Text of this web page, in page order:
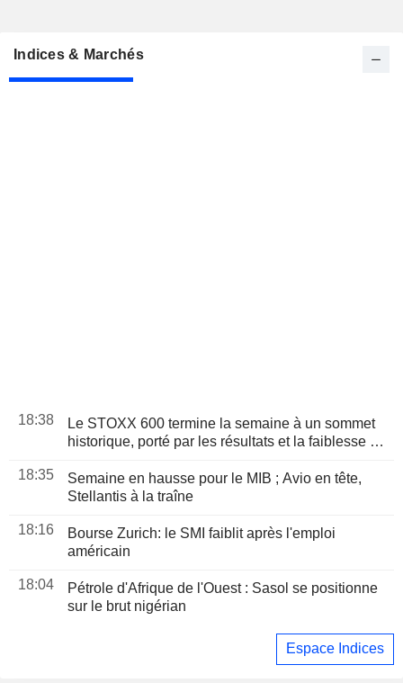
Indices & Marchés
18:38
Le STOXX 600 termine la semaine à un sommet
historique, porté par les résultats et la faiblesse de
18:35
Semaine en hausse pour le MIB ; Avio en tête,
Stellantis à la traîne
18:16
Bourse Zurich: le SMI faiblit après l'emploi
américain
18:04
Pétrole d'Afrique de l'Ouest : Sasol se positionne
sur le brut nigérian
Espace Indices